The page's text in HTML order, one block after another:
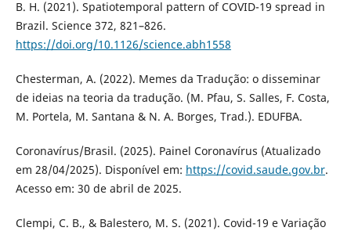
B. H. (2021). Spatiotemporal pattern of COVID-19 spread in
Brazil. Science 372, 821–826.
https://doi.org/10.1126/science.abh1558
Chesterman, A. (2022). Memes da Tradução: o disseminar
de ideias na teoria da tradução. (M. Pfau, S. Salles, F. Costa,
M. Portela, M. Santana & N. A. Borges, Trad.). EDUFBA.
Coronavírus/Brasil. (2025). Painel Coronavírus (Atualizado
em 28/04/2025). Disponível em: https://covid.saude.gov.br.
Acesso em: 30 de abril de 2025.
Clempi, C. B., & Balestero, M. S. (2021). Covid-19 e Variação